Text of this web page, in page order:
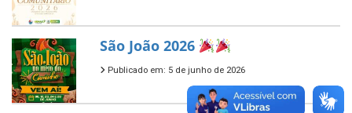
São João 2026
Publicado em: 5 de junho de 2026